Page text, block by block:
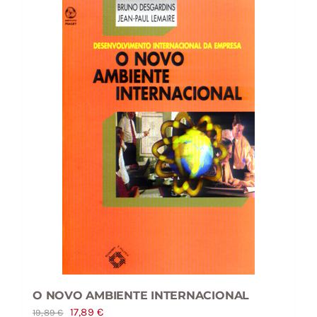
O NOVO AMBIENTE INTERNACIONAL
19,89€
O
17,89€O